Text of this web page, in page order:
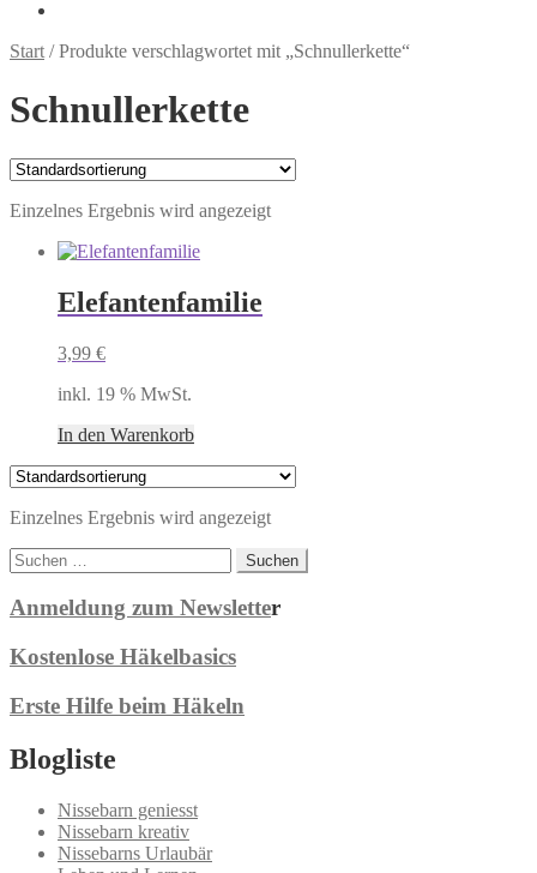
Start /Produkte verschlagwortet mit „Schnullerkette“
Schnullerkette
Einzelnes Ergebnis wird angezeigt
Elefantenfamilie
3,99 €
inkl. 19 % MwSt.
In den Warenkorb
Einzelnes Ergebnis wird angezeigt
Suchen
nach:
Anmeldung zum Newsletter
Kostenlose Häkelbasics
Erste Hilfe beim Häkeln
Blogliste
Nissebarn geniesst
Nissebarn kreativ
Nissebarns Urlaubär